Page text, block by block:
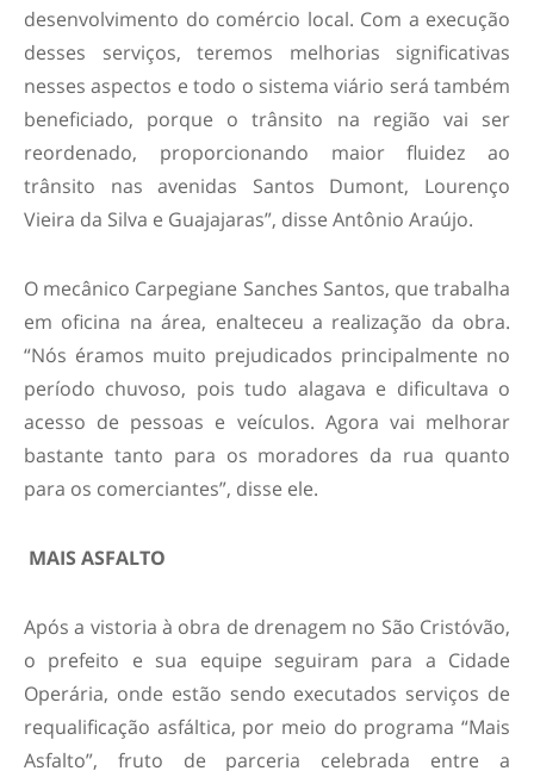
desenvolvimento do comércio local. Com a execução
desses serviços, teremos melhorias significativas
nesses aspectos e todo o sistema viário será também
beneficiado, porque o trânsito na região vai ser
reordenado, proporcionando maior fluidez ao
trânsito nas avenidas Santos Dumont, Lourenço
Vieira da Silva e Guajajaras”, disse Antônio Araújo.
O mecânico Carpegiane Sanches Santos, que trabalha
em oficina na área, enalteceu a realização da obra.
“Nós éramos muito prejudicados principalmente no
período chuvoso, pois tudo alagava e dificultava o
acesso de pessoas e veículos. Agora vai melhorar
bastante tanto para os moradores da rua quanto
para os comerciantes”, disse ele.
MAIS ASFALTO
Após a vistoria à obra de drenagem no São Cristóvão,
o prefeito e sua equipe seguiram para a Cidade
Operária, onde estão sendo executados serviços de
requalificação asfáltica, por meio do programa “Mais
Asfalto”, fruto de parceria celebrada entre a